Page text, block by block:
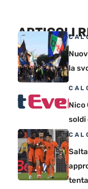
ARTICOLI
la
Nico
soldi